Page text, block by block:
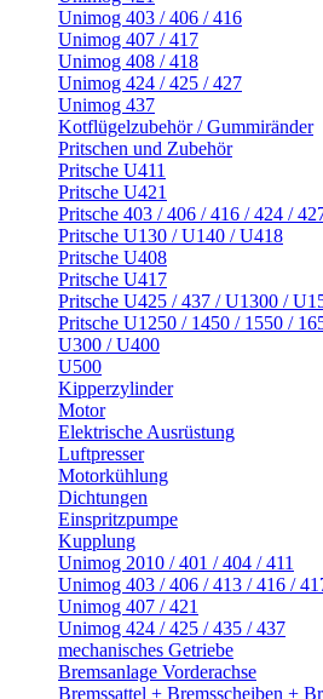
Unimog 403 / 406 / 416
Unimog 407 / 417
Unimog 408 / 418
Unimog 424 / 425 / 427
Unimog 437
Kotflügelzubehör / Gummiränder
Pritschen und Zubehör
Pritsche U411
Pritsche U421
Pritsche 403 / 406 / 416 / 424 /
Pritsche U130 / U140 / U418
Pritsche U408
Pritsche U417
Pritsche U425 / 437 / U1300 /
Pritsche U1250 / 1450 / 1550 /
U300 / U400
U500
Kipperzylinder
Motor
Elektrische Ausrüstung
Luftpresser
Motorkühlung
Dichtungen
Einspritzpumpe
Kupplung
Unimog 2010 / 401 / 404 / 411
Unimog 403 / 406 / 413 / 416 /
Unimog 407 / 421
Unimog 424 / 425 / 435 / 437
mechanisches Getriebe
Bremsanlage Vorderachse
Bremssattel + Bremsscheiben +